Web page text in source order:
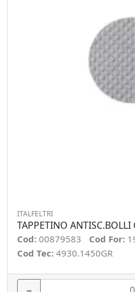
ITALFELTRI
TAPPETINO
Cod: 00879583 Cod For:
Cod Tec: 4930.1450GR